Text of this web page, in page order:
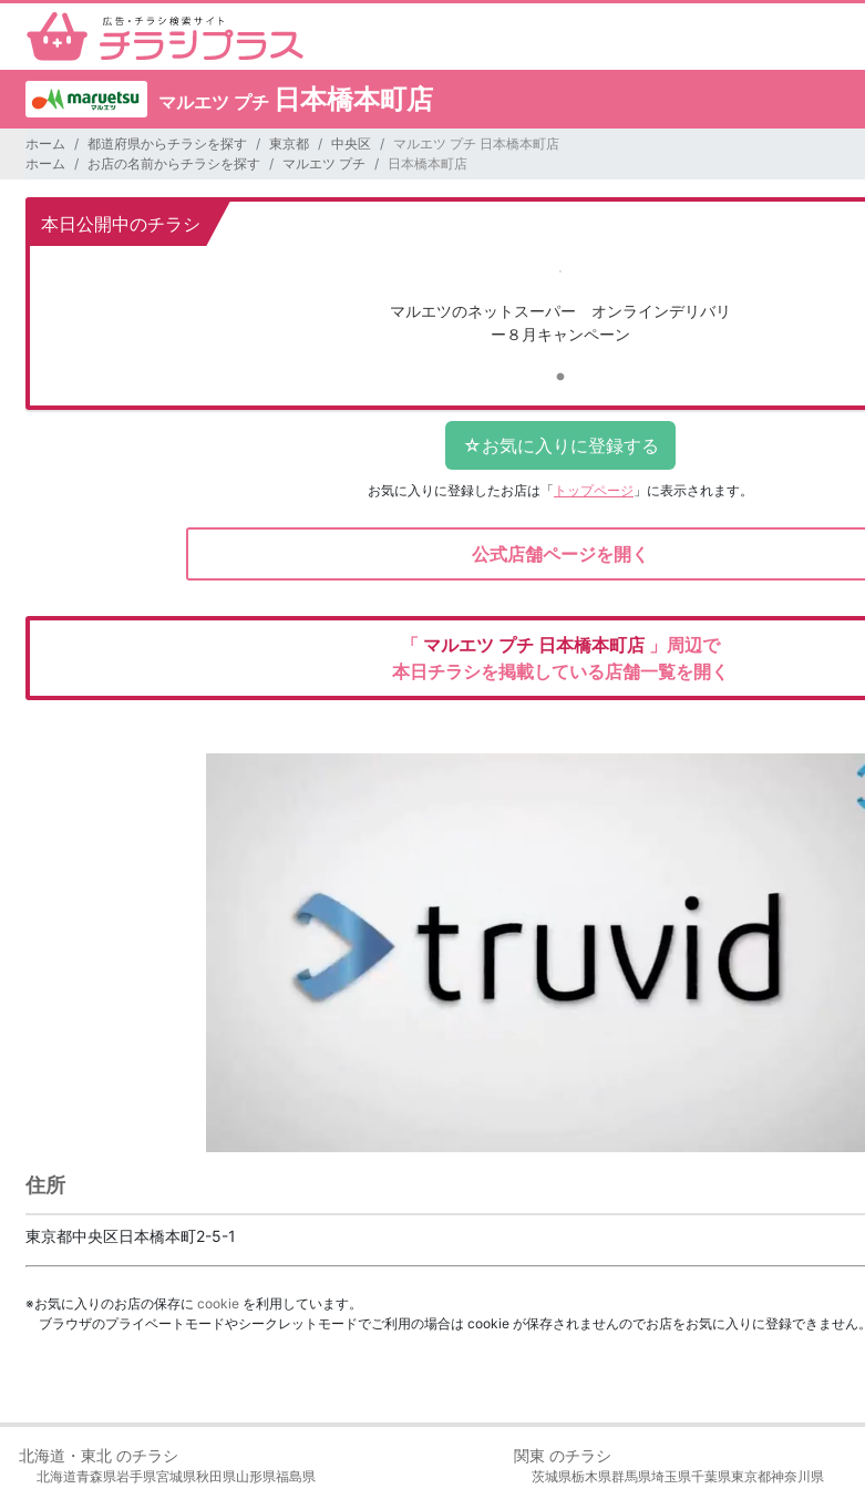
マルエツ プチ 日本橋本町店
ホーム 都道府県からチラシを探す 東京都 中央区
マルエツ プチ 日本橋本町店
ホーム
お店の名前からチラシを探す マルエツ プチ 日本橋本町店
本日公開中のチラシ
マルエツのネットスーパー オンラインデリバリ
ー８月キャンペーン
お気に入りに登録したお店は 「 トップページ 」に表示されます。
公式店舗ページを開く
「 マルエツ プチ 日本橋本町店 」周辺で
本日チラシを掲載している店舗一覧を開く
住所
東京都中央区日本橋本町2-5-1
※お気に入りのお店の保存に cookie を利用しています。
ブラウザのプライベートモードやシークレットモードでご利用の場合は cookie が保存されませんのでお店をお気に入りに登録できません。
北海道・東北 のチラシ
北海道青森県岩手県宮城県秋田県山形県福島県
関東 のチラシ
茨城県栃木県群馬県埼玉県千葉県東京都神奈川県